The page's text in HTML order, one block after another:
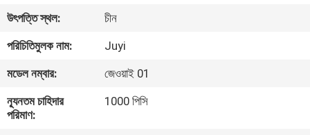
ভিডিও
সম্পর্কে
উৎপত্তি স্থল:
চীন
পরিচিতিমুলক নাম:
Juyi
মডেল নম্বার:
জেওয়াই 01
ন্যূনতম চাহিদার
পরিমাণ:
1000 পিসি